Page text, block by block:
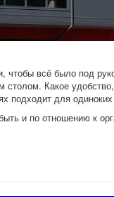
чтобы всё было под
столом. Какое
подходит для
и по отношению к